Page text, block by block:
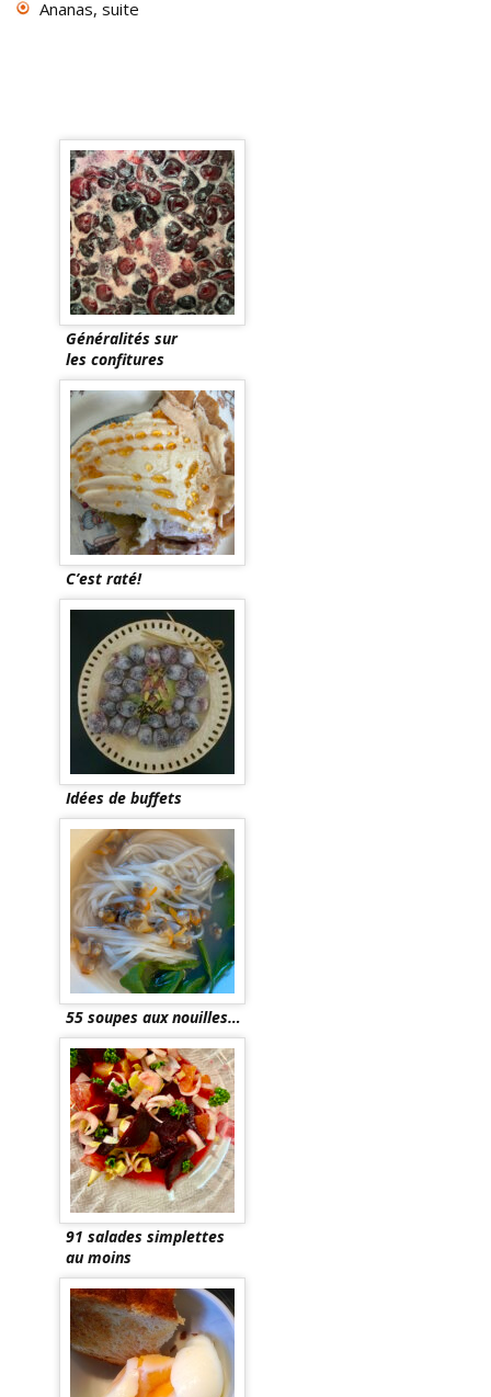
Ananas, suite
Généralités sur
les confitures
C’est raté!
Idées de buffets
55 soupes aux nouilles…
91 salades simplettes
au moins